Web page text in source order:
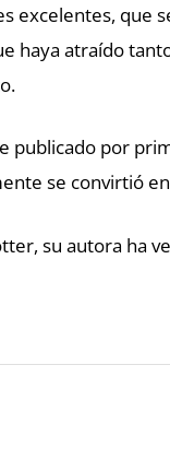
excelentes, que
haya atraído
publicado por
se convirtió
su autora ha